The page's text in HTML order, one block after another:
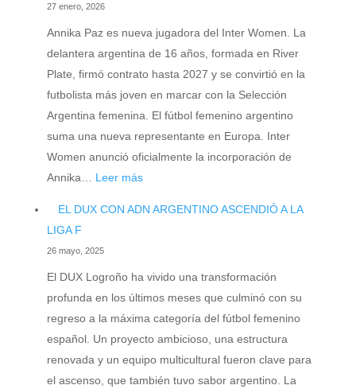
MENOS
NEGOCIO
EN
EL
REPORTE
DE
TRANFERENCIAS
DE
FIFA
27 enero, 2026
Annika Paz es nueva jugadora del Inter Women. La
delantera argentina de 16 años, formada en River
Plate, firmó contrato hasta 2027 y se convirtió en la
futbolista más joven en marcar con la Selección
Argentina femenina. El fútbol femenino argentino
suma una nueva representante en Europa. Inter
Women anunció oficialmente la incorporación de
Annika… Leer más:
DEL
INTER
WOMEN
EL DUX CON ADN ARGENTINO ASCENDIÓ A LA
LIGA F
26 mayo, 2025
El DUX Logroño ha vivido una transformación
profunda en los últimos meses que culminó con su
regreso a la máxima categoría del fútbol femenino
español. Un proyecto ambicioso, una estructura
renovada y un equipo multicultural fueron clave para
el ascenso, que también tuvo sabor argentino. La